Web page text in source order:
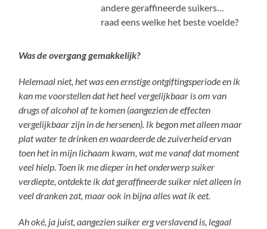
andere geraffineerde suikers…
raad eens welke het beste voelde?
Was de overgang gemakkelijk?
Helemaal niet, het was een ernstige ontgiftingsperiode en ik
kan me voorstellen dat het heel vergelijkbaar is om van
drugs of alcohol af te komen (aangezien de effecten
vergelijkbaar zijn in de hersenen). Ik begon met alleen maar
plat water te drinken en waardeerde de zuiverheid ervan
toen het in mijn lichaam kwam, wat me vanaf dat moment
veel hielp. Toen ik me dieper in het onderwerp suiker
verdiepte, ontdekte ik dat geraffineerde suiker niet alleen in
veel dranken zat, maar ook in bijna alles wat ik eet.
Ah oké, ja juist, aangezien suiker erg verslavend is, legaal